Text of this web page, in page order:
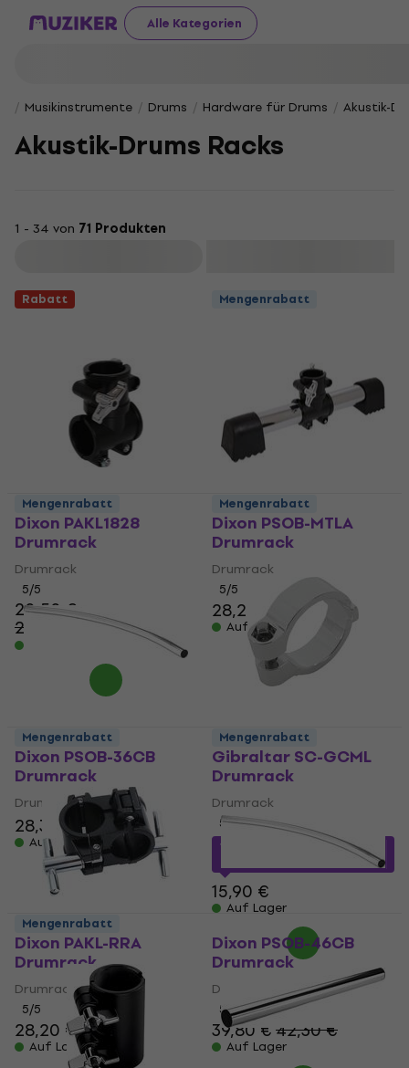
Alle Kategorien
Musikinstrumente Drums Hardware für Drums Akustik-
Akustik-Drums Racks
1 - 34 von 71 Produkten
Rabatt
Dixon PAKL1828
Drumrack
Drumrack
5/5
20,50 €
22,50 €
- 9 %
Mengenrabatt
Dixon PSOB-MTLA
Drumrack
Drumrack
5/5
28,20 € 30,30 €
Auf Lager
Mengenrabatt
Dixon PSOB-36CB
Drumrack
Drumrack
28,30 €
Auf Lager
Mengenrabatt
Gibraltar SC-GCML
Drumrack
Drumrack
5/5
12,72 €
mit dem Code
15,90 €
Auf Lager
Mengenrabatt
Dixon PAKL-RRA
Drumrack
Drumrack
5/5
28,20 €29,10 €
Auf Lager
Mengenrabatt
Dixon PSOB-46CB
Drumrack
Drumrack
5/5
39,80 €42,30 €
Auf Lager
Mengenrabatt